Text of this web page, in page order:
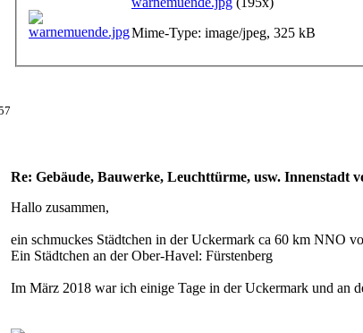
Mime-Type: image/jpeg, 325 kB
Re: Gebäude, Bauwerke, Leuchttürme, usw. Innenstadt
Hallo zusammen,
ein schmuckes Städtchen in der Uckermark ca 60 km NNO
Ein Städtchen an der Ober-Havel: Fürstenberg
Im März 2018 war ich einige Tage in der Uckermark und an